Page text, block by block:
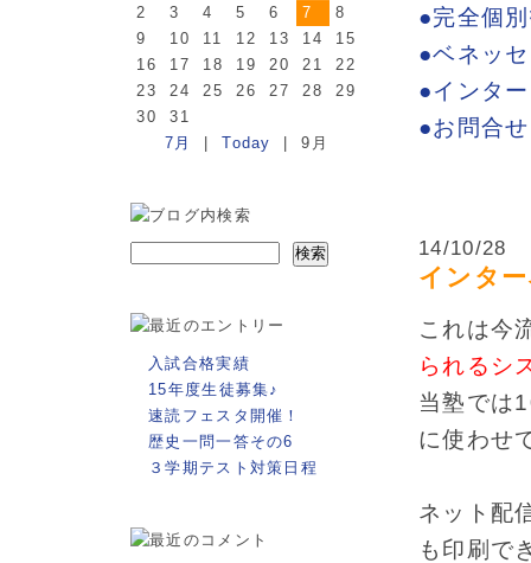
●完全個
●ベネッ
●インタ
●お問合
14/10/28
インタ
これは今
られるシ
当塾では
に使わせ
ネット配
も印刷で
2
3 4 5 6 7
8
9
10 11 12 13 14
15
16
17 18 19 20 21
22
23
24 25 26 27 28
29
30
31
7月
|Today | 9月
入試合格実績
15年度生徒募集♪
速読フェスタ開催！
歴史一問一答その6
３学期テスト対策日程